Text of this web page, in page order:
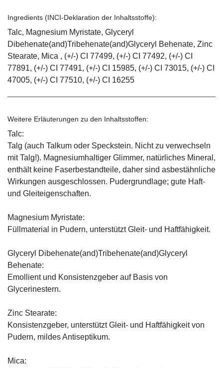
Ingredients (INCI-Deklaration der Inhaltsstoffe):
Talc, Magnesium Myristate, Glyceryl
Dibehenate(and)Tribehenate(and)Glyceryl Behenate, Zinc
Stearate, Mica , (+/-) CI 77499, (+/-) CI 77492, (+/-) CI
77891, (+/-) CI 77491, (+/-) CI 15985, (+/-) CI 73015, (+/-) CI
47005, (+/-) CI 77510, (+/-) CI 16255
Weitere Erläuterungen zu den Inhaltsstoffen:
Talc:
Talg (auch Talkum oder Speckstein. Nicht zu verwechseln
mit Talg!). Magnesiumhaltiger Glimmer, natürliches Mineral,
enthält keine Faserbestandteile, daher sind asbestähnliche
Wirkungen ausgeschlossen. Pudergrundlage; gute Haft-
und Gleiteigenschaften.
Magnesium Myristate:
Füllmaterial in Pudern, unterstützt Gleit- und Haftfähigkeit.
Glyceryl Dibehenate(and)Tribehenate(and)Glyceryl
Behenate:
Emollient und Konsistenzgeber auf Basis von
Glycerinestern.
Zinc Stearate:
Konsistenzgeber, unterstützt Gleit- und Haftfähigkeit von
Pudern, mildes Antiseptikum.
Mica: